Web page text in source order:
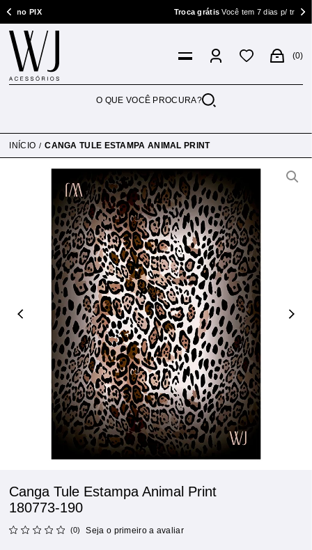
PIX Troca grátis Você tem 7 dias p/ trocar
0
INÍCIO CANGA TULE ESTAMPA ANIMAL PRINT
Canga Tule Estampa Animal Print
180773-190
(0) Seja o primeiro a avaliar